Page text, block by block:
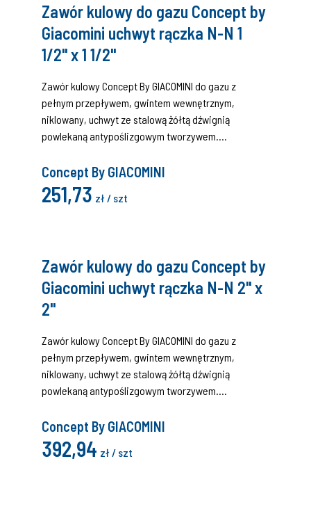
Zawór kulowy do gazu Concept by
Giacomini uchwyt rączka N-N 1
1/2" x 1 1/2"
Zawór kulowy Concept By GIACOMINI do gazu z
pełnym przepływem, gwintem wewnętrznym,
niklowany, uchwyt ze stalową żółtą dźwignią
powlekaną antypoślizgowym tworzywem.
A).
Concept By GIACOMINI
251,73 zł / szt
Zawór kulowy do gazu Concept by
Giacomini uchwyt rączka N-N 2" x
2"
Zawór kulowy Concept By GIACOMINI do gazu z
pełnym przepływem, gwintem wewnętrznym,
niklowany, uchwyt ze stalową żółtą dźwignią
powlekaną antypoślizgowym tworzywem.
A).
Concept By GIACOMINI
392,94 zł / szt